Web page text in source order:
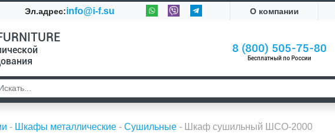
Эл.адрес:info@i-f.su О компании
8 (800) 505-75-80
Бесплатный по России
- Шкафы металлические - Сушильные - Шкаф сушильный ШСО-2000